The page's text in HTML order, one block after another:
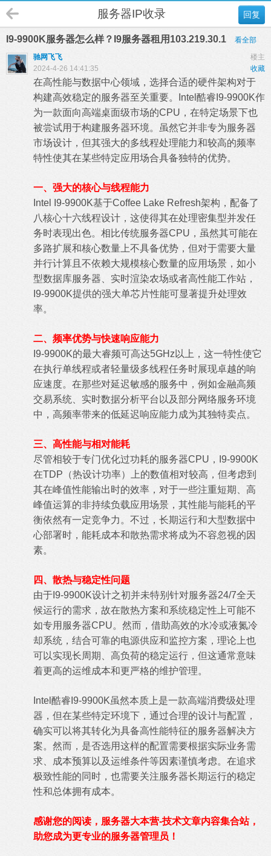
回复
服务器IP收录
I9-9900K服务器怎么样？I9服务器租用103.219.30.1
看全部
楼主
驰网飞飞
收藏
2024-4-26 14:41:35
在高性能与数据中心领域，选择合适的硬件架构对于
构建高效稳定的服务器至关重要。Intel酷睿I9-9900K作
为一款面向高端桌面级市场的CPU，在特定场景下也
被尝试用于构建服务器环境。虽然它并非专为服务器
市场设计，但其强大的多线程处理能力和较高的频率
特性使其在某些特定应用场合具备独特的优势。
一、强大的核心与线程能力
Intel I9-9900K基于Coffee Lake Refresh架构，配备了
八核心十六线程设计，这使得其在处理密集型并发任
务时表现出色。相比传统服务器CPU，虽然其可能在
多路扩展和核心数量上不具备优势，但对于需要大量
并行计算且不依赖大规模核心数量的应用场景，如小
型数据库服务器、实时渲染农场或者高性能工作站，
I9-9900K提供的强大单芯片性能可显著提升处理效
率。
二、频率优势与快速响应能力
I9-9900K的最大睿频可高达5GHz以上，这一特性使它
在执行单线程或者轻量级多线程任务时展现卓越的响
应速度。在那些对延迟敏感的服务中，例如金融高频
交易系统、实时数据分析平台以及部分网络服务环境
中，高频率带来的低延迟响应能力成为其独特卖点。
三、高性能与相对能耗
尽管相较于专门优化过功耗的服务器CPU，I9-9900K
在TDP（热设计功率）上的数值相对较高，但考虑到
其在峰值性能输出时的效率，对于一些注重短期、高
峰值运算的非持续负载应用场景，其性能与能耗的平
衡依然有一定竞争力。不过，长期运行和大型数据中
心部署时，能耗成本和散热需求将成为不容忽视的因
素。
四、散热与稳定性问题
由于I9-9900K设计之初并未特别针对服务器24/7全天
候运行的需求，故在散热方案和系统稳定性上可能不
如专用服务器CPU。然而，借助高效的水冷或液氮冷
却系统，结合可靠的电源供应和监控方案，理论上也
可以实现长周期、高负荷的稳定运行，但这通常意味
着更高的运维成本和更严格的维护管理。
Intel酷睿I9-9900K虽然本质上是一款高端消费级处理
器，但在某些特定环境下，通过合理的设计与配置，
确实可以将其转化为具备高性能特征的服务器解决方
案。然而，是否选用这样的配置需要根据实际业务需
求、成本预算以及运维条件等因素谨慎考虑。在追求
极致性能的同时，也需要关注服务器长期运行的稳定
性和总体拥有成本。
感谢您的阅读，服务器大本营-技术文章内容集合站，
助您成为更专业的服务器管理员！